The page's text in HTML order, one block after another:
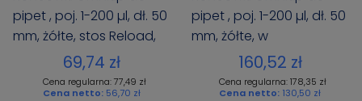
pipet , poj. 1-200 µl, dł. 50
mm, żółte, stos Reload,
960 szt. (96X10)
69,74 zł
Cena regularna: 77,49 zł
Cena netto: 56,70 zł
pipet , poj. 1-200 µl, dł. 50
mm, żółte, w
pojemnikach typu rack,
op. 960 szt. (10 x 96)
160,52 zł
Cena regularna: 178,35 zł
Cena netto: 130,50 zł